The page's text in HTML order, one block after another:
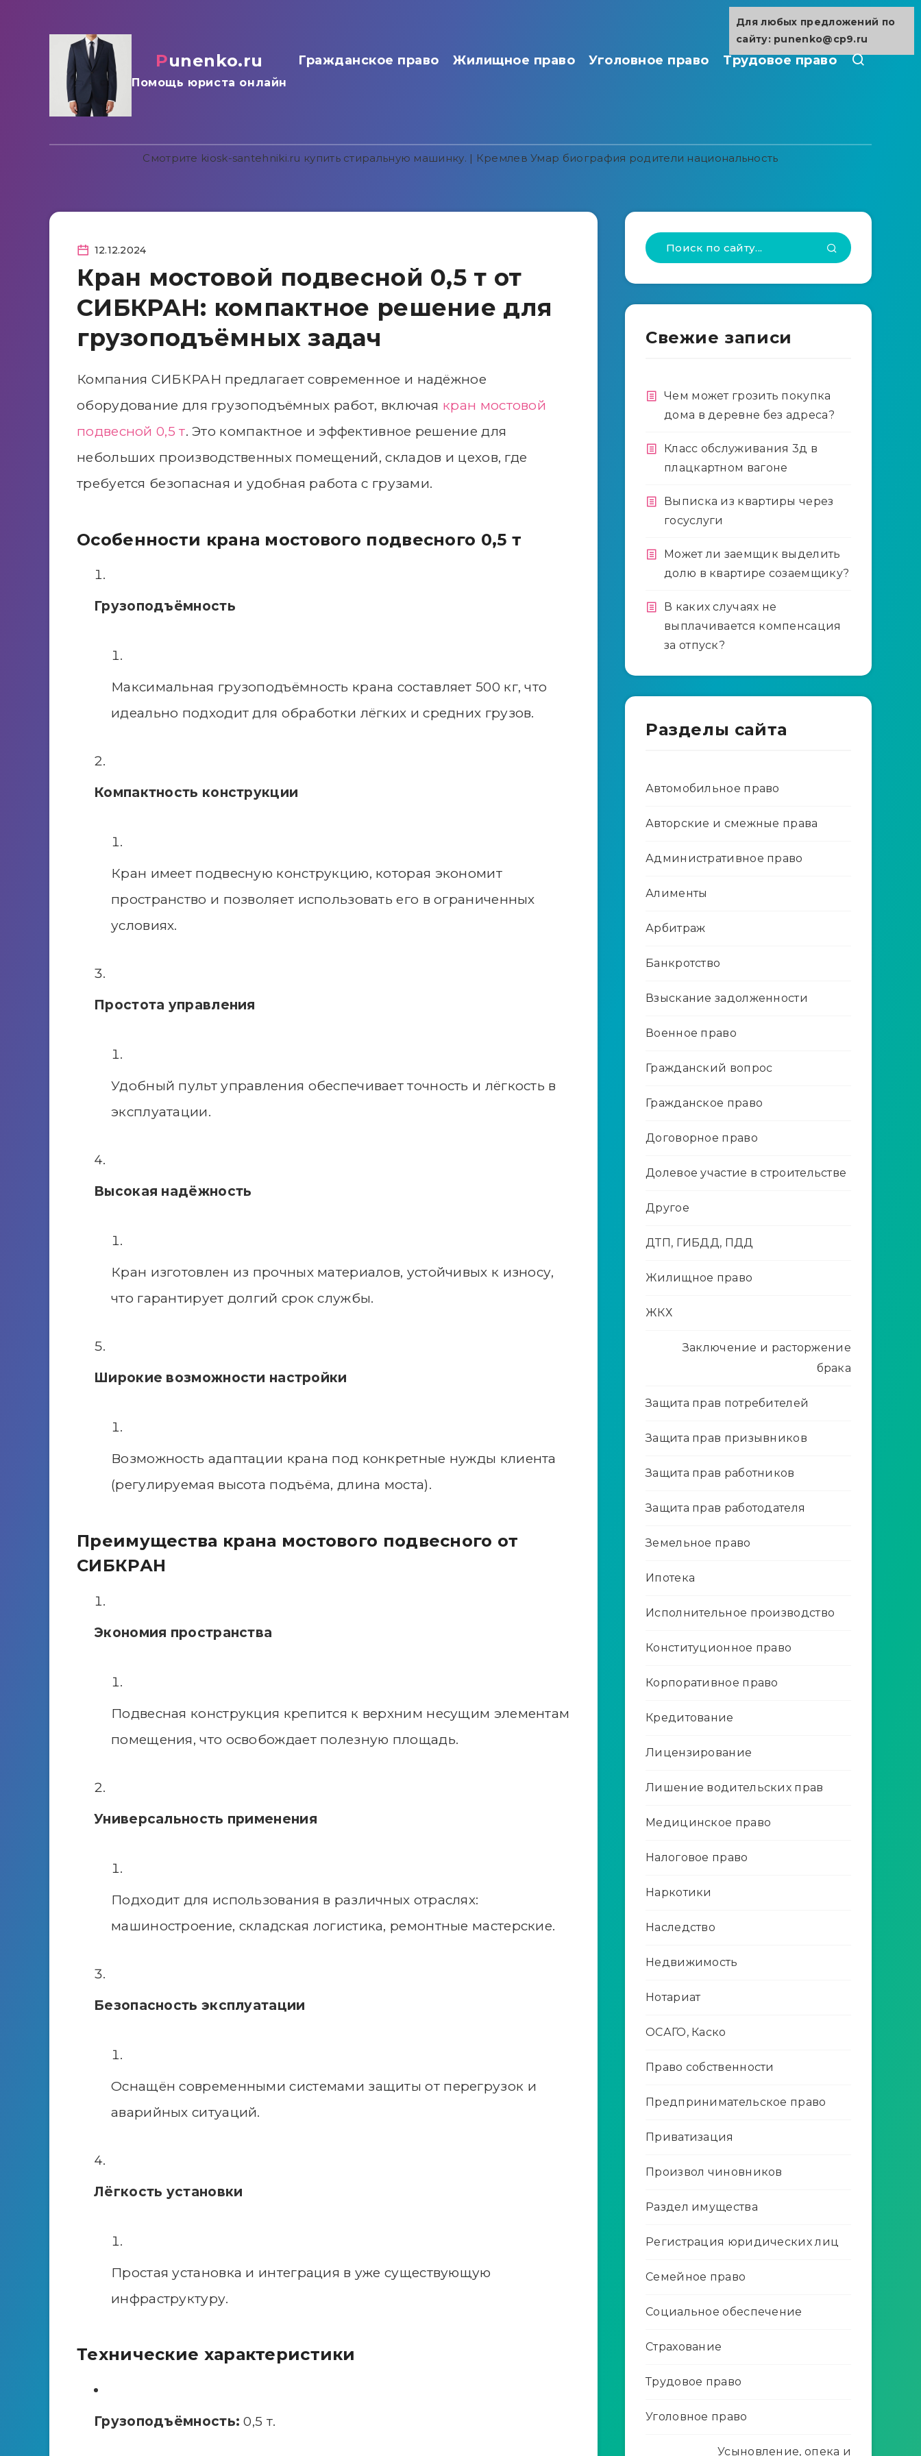
punenko.ru
Помощь юриста онлайн
Гражданское право Жилищное право Уголовное право Трудовое право
Смотрите kiosk-santehniki.ru купить стиральную машинку. | Кремлев Умар биография родители национальность
12.12.2024
Кран мостовой подвесной 0,5 т от
СИБКРАН: компактное решение для
грузоподъёмных задач
Компания СИБКРАН предлагает современное и надёжное
оборудование для грузоподъёмных работ, включая кран мостовой
подвесной 0,5 т. Это компактное и эффективное решение для
небольших производственных помещений, складов и цехов, где
требуется безопасная и удобная работа с грузами.
Особенности крана мостового подвесного 0,5 т
Грузоподъёмность
Максимальная грузоподъёмность крана составляет 500 кг, что
идеально подходит для обработки лёгких и средних грузов.
Компактность конструкции
Кран имеет подвесную конструкцию, которая экономит
пространство и позволяет использовать его в ограниченных
условиях.
Простота управления
Удобный пульт управления обеспечивает точность и лёгкость в
эксплуатации.
Высокая надёжность
Кран изготовлен из прочных материалов, устойчивых к износу,
что гарантирует долгий срок службы.
Широкие возможности настройки
Возможность адаптации крана под конкретные нужды клиента
(регулируемая высота подъёма, длина моста).
Преимущества крана мостового подвесного от
СИБКРАН
Экономия пространства
Подвесная конструкция крепится к верхним несущим элементам
помещения, что освобождает полезную площадь.
Универсальность применения
Подходит для использования в различных отраслях:
машиностроение, складская логистика, ремонтные мастерские.
Безопасность эксплуатации
Оснащён современными системами защиты от перегрузок и
аварийных ситуаций.
Лёгкость установки
Простая установка и интеграция в уже существующую
инфраструктуру.
Технические характеристики
Грузоподъёмность: 0,5 т.
Свежие записи
Чем может грозить покупка
дома в деревне без адреса?
Класс обслуживания 3д в
плацкартном вагоне
Выписка из квартиры через
госуслуги
Может ли заемщик выделить
долю в квартире созаемщику?
В каких случаях не
выплачивается компенсация
за отпуск?
Разделы сайта
Автомобильное право
Авторские и смежные права
Административное право
Алименты
Арбитраж
Банкротство
Взыскание задолженности
Военное право
Гражданский вопрос
Гражданское право
Договорное право
Долевое участие в строительстве
Другое
ДТП, ГИБДД, ПДД
Жилищное право
ЖКХ
Заключение и расторжение
брака
Защита прав потребителей
Защита прав призывников
Защита прав работников
Защита прав работодателя
Земельное право
Ипотека
Исполнительное производство
Конституционное право
Корпоративное право
Кредитование
Лицензирование
Лишение водительских прав
Медицинское право
Налоговое право
Наркотики
Наследство
Недвижимость
Нотариат
ОСАГО, Каско
Право собственности
Предпринимательское право
Приватизация
Произвол чиновников
Раздел имущества
Регистрация юридических лиц
Семейное право
Социальное обеспечение
Страхование
Трудовое право
Уголовное право
Усыновление, опека и
Для любых предложений по
сайту: punenko@cp9.ru